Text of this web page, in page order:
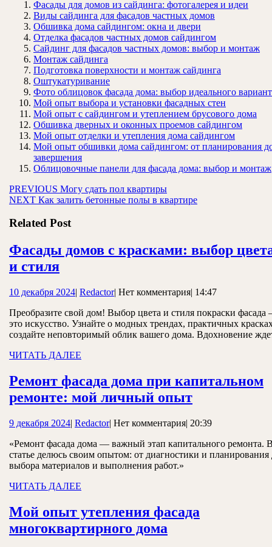
Фасады для домов из сайдинга: фотогалерея и идеи
Виды сайдинга для фасадов частных домов
Обшивка дома сайдингом: окна и двери
Отделка фасадов частных домов сайдингом
Сайдинг для фасадов частных домов: выбор и монтаж
Монтаж сайдинга
Подготовка поверхности и монтаж сайдинга
Оштукатуривание
Фото облицовок фасада дома: выбор идеального
Мой опыт выбора и установки фасадных стен
Мой опыт с сайдингом и утеплением брусового дома
Обшивка дверных и оконных проемов сайдингом
Мой опыт отделки и утепления дома сайдингом
Мой опыт обшивки дома сайдингом: от планирования
завершения
Облицовочные панели для фасада дома: выбор и монтаж
Навигация
по
записям
PREVIOUS Предыдущая
запись:
Могу сдать пол квартиры
NEXT Следующая
Как залить бетонные полы в квартире
Related Post
Фасады домов с красками: выбор
и стиляФасады
с
красками:
выбор
цвета
и
стиля
10 декабря 202410
2024
| RedactorRedactor
| Нет комментария| 14:47
Преобразите свой дом! Выбор цвета и стиля покраски фасада
это искусство. Узнайте о модных трендах, практичных
создайте неповторимый облик вашего дома. Вдохновение
ЧИТАТЬ ДАЛЕЕ
Ремонт фасада дома при капитальном
ремонте: мой личный опытРемонт
дома
при
личный
9 декабря 20249
2024
| RedactorRedactor
| Нет комментария| 20:39
«Ремонт фасада дома — важный этап капитального ремонта.
статье делюсь своим опытом: от диагностики и планирования
выбора материалов и выполнения работ.»
ЧИТАТЬ ДАЛЕЕ
Мой опыт утепления фасада
многоквартирного дома